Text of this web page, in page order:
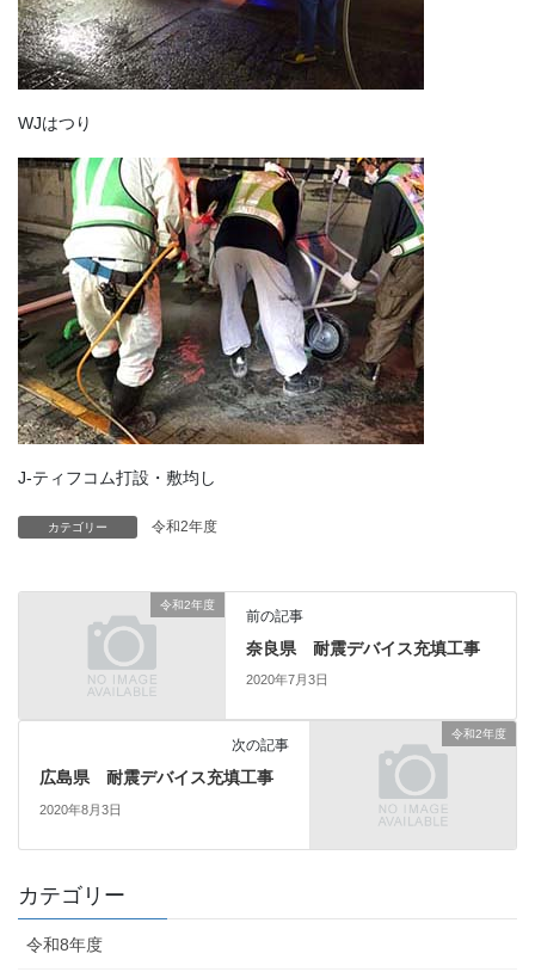
WJはつり
J-ティフコム打設・敷均し
カテゴリー 令和2年度
令和2年度
前の記事
奈良県 耐震デバイス充填工事
2020年7月3日
令和2年度
次の記事
広島県 耐震デバイス充填工事
2020年8月3日
カテゴリー
令和8年度